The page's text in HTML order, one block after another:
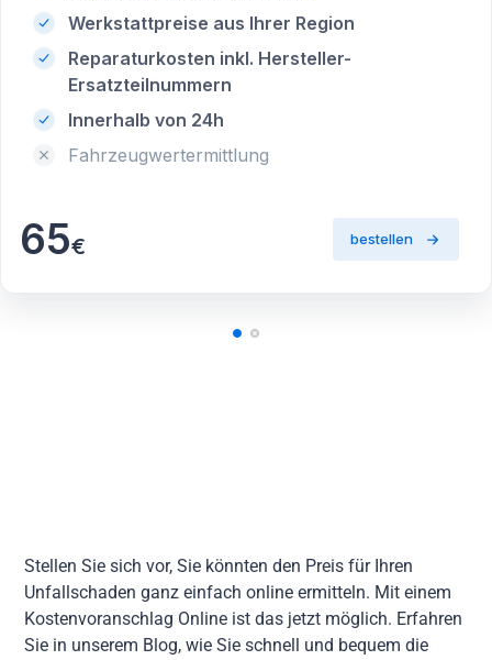
Werkstattpreise aus Ihrer Region
Reparaturkosten inkl. Hersteller-
Ersatzteilnummern
Innerhalb von 24h
Fahrzeugwertermittlung
65€ bestellen
Stellen Sie sich vor, Sie könnten den Preis für Ihren
Unfallschaden ganz einfach online ermitteln. Mit einem
Kostenvoranschlag Online ist das jetzt möglich. Erfahren
Sie in unserem Blog, wie Sie schnell und bequem die